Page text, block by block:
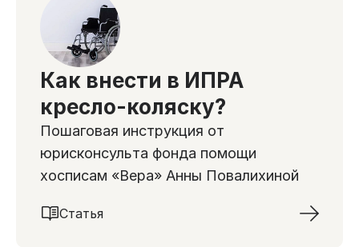
Как внести в ИПРА
кресло-коляску?
Пошаговая инструкция от
юрисконсульта фонда помощи
хосписам «Вера» Анны Повалихиной
Статья